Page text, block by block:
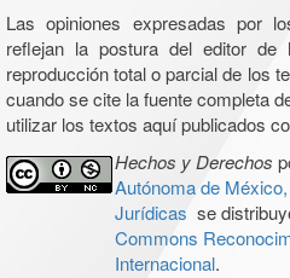
Las opiniones expresadas por
reflejan la postura del editor de
reproducción total o parcial de los
cuando se cite la fuente completa
utilizar los textos aquí publicados
Hechos y Derechos
Autónoma de
Jurídicas se
Commons
Internacional.